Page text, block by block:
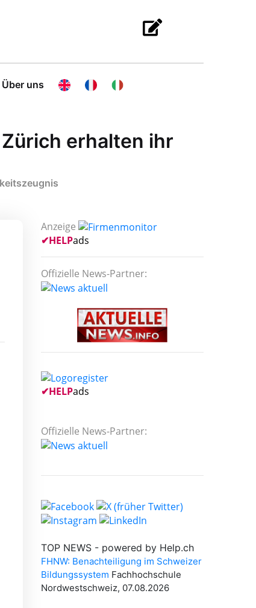
Über uns
erhalten ihr
Anzeige
✔HELPads
Offizielle News-Partner:
✔HELPads
Offizielle News-Partner: